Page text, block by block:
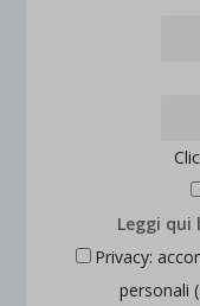
Leggi
Privacy:
personali